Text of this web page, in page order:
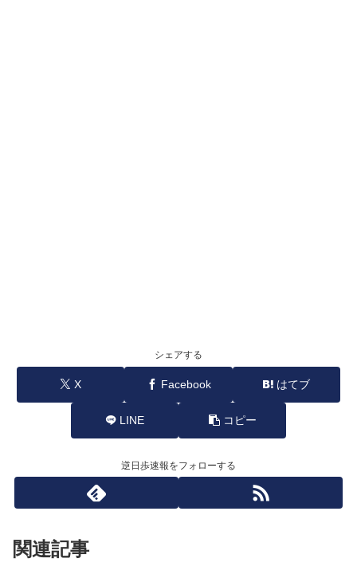
シェアする
X Facebook はてブ
LINE コピー
逆日歩速報をフォローする
関連記事